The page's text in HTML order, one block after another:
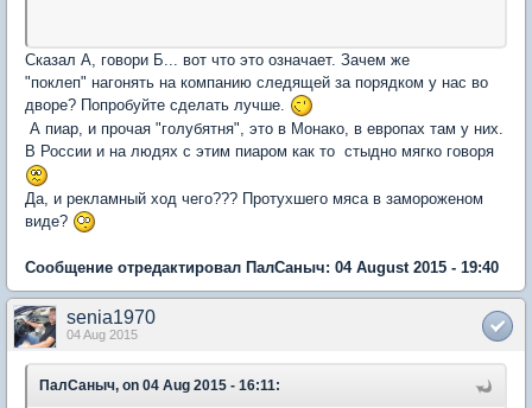
Сказал А, говори Б... вот что это означает. Зачем же
"поклеп" нагонять на компанию следящей за порядком у нас во
дворе? Попробуйте сделать лучше.
А пиар, и прочая "голубятня", это в Монако, в европах там у них.
В России и на людях с этим пиаром как то стыдно мягко говоря
Да, и рекламный ход чего??? Протухшего мяса в замороженом
виде?
Сообщение отредактировал ПалСаныч: 04 August 2015 - 19:40
senia1970
04 Aug 2015
ПалСаныч, on 04 Aug 2015 - 16:11: